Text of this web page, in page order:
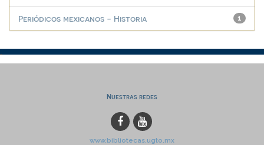
1
Periódicos mexicanos - Historia
Nuestras redes
www.bibliotecas.ugto.mx